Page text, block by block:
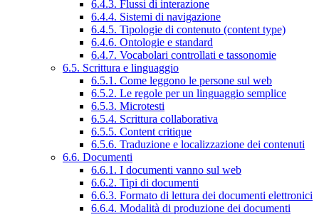
6.4.3. Flussi di interazione
6.4.4. Sistemi di navigazione
6.4.5. Tipologie di contenuto (content type)
6.4.6. Ontologie e standard
6.4.7. Vocabolari controllati e tassonomie
6.5. Scrittura e linguaggio
6.5.1. Come leggono le persone sul web
6.5.2. Le regole per un linguaggio semplice
6.5.3. Microtesti
6.5.4. Scrittura collaborativa
6.5.5. Content critique
6.5.6. Traduzione e localizzazione dei contenuti
6.6. Documenti
6.6.1. I documenti vanno sul web
6.6.2. Tipi di documenti
6.6.3. Formato di lettura dei documenti elettronici
6.6.4. Modalità di produzione dei documenti